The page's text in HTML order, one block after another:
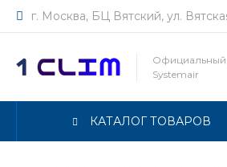
г. Москва, БЦ Вятский, ул.
Официальный
Systemair
КАТАЛОГ ТОВАРОВ